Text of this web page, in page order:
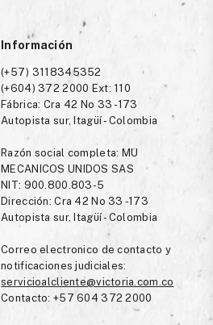
Información
(+57) 3118345352
(+604) 372 2000 Ext: 110
Fábrica: Cra 42 No 33 -173
Autopista sur, Itagüí - Colombia
Razón social completa: MU
MECANICOS UNIDOS SAS
NIT: 900.800.803-5
Dirección: Cra 42 No 33 -173
Autopista sur, Itagüí - Colombia
Correo electronico de contacto y
notificaciones judiciales:
servicioalcliente@victoria.com.co
Contacto: +57 604 372 2000